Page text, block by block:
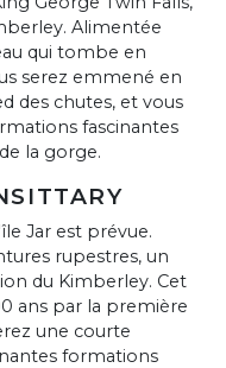
Alimentée
qui tombe en
serez emmené en
des chutes, et vous
fascinantes
la gorge.
Jar est prévue.
rupestres, un
du Kimberley. Cet
ans par la première
une courte
formations